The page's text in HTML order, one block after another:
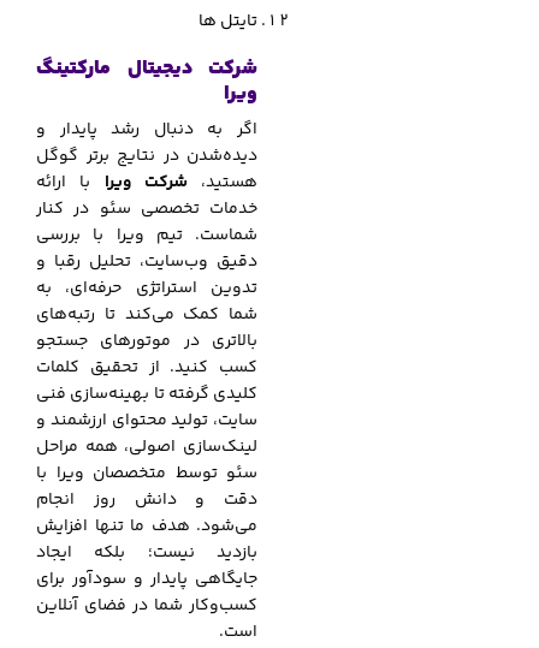
تایتل ها
شرکت دیجیتال مارکتینگ
ویرا
اگر به دنبال رشد پایدار و
دیده‌شدن در نتایج برتر گوگل
هستید،شرکت ویرا با ارائه
خدمات تخصصی سئو در کنار
شماست. تیم ویرا با بررسی
دقیق وب‌سایت، تحلیل رقبا و
تدوین استراتژی حرفه‌ای، به
شما کمک می‌کند تا رتبه‌های
بالاتری در موتورهای جستجو
کسب کنید. از تحقیق کلمات
کلیدی گرفته تا بهینه‌سازی فنی
سایت، تولید محتوای ارزشمند و
لینک‌سازی اصولی، همه مراحل
سئو توسط متخصصان ویرا با
دقت و دانش روز انجام
می‌شود. هدف ما تنها افزایش
بازدید نیست؛ بلکه ایجاد
جایگاهی پایدار و سودآور برای
کسب‌وکار شما در فضای آنلاین
است.